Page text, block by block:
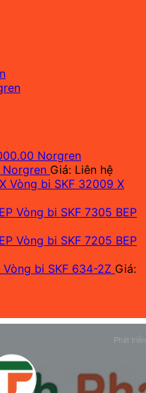
Giá: Liên hệ
Vòng bi SKF 32009 X
Vòng bi SKF 7305 BEP
Vòng bi SKF 7205 BEP
Vòng bi SKF 634-2Z Giá: